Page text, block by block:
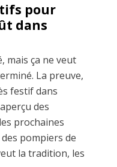
pour
dans
mais ça ne veut
La preuve,
festif dans
des
prochaines
pompiers de
la tradition, les